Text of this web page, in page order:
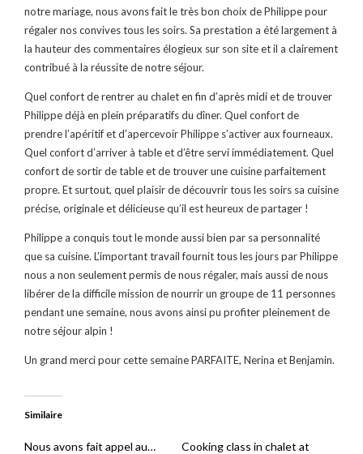
notre mariage, nous avons fait le très bon choix de Philippe pour
régaler nos convives tous les soirs. Sa prestation a été largement à
la hauteur des commentaires élogieux sur son site et il a clairement
contribué à la réussite de notre séjour.
Quel confort de rentrer au chalet en fin d’après midi et de trouver
Philippe déjà en plein préparatifs du dîner. Quel confort de
prendre l’apéritif et d’apercevoir Philippe s’activer aux fourneaux.
Quel confort d’arriver à table et d’être servi immédiatement. Quel
confort de sortir de table et de trouver une cuisine parfaitement
propre. Et surtout, quel plaisir de découvrir tous les soirs sa cuisine
précise, originale et délicieuse qu’il est heureux de partager !
Philippe a conquis tout le monde aussi bien par sa personnalité
que sa cuisine. L’important travail fournit tous les jours par Philippe
nous a non seulement permis de nous régaler, mais aussi de nous
libérer de la difficile mission de nourrir un groupe de 11 personnes
pendant une semaine, nous avons ainsi pu profiter pleinement de
notre séjour alpin !
Un grand merci pour cette semaine PARFAITE, Nerina et Benjamin.
Similaire
Nous avons fait appel au…
Cooking class in chalet at